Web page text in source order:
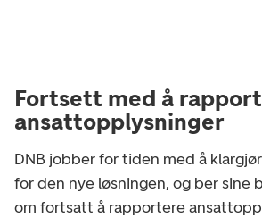
Fortsett med å
ansattopplysninger
DNB jobber for tiden med å
for den nye løsningen, og ber sine
om fortsatt å rapportere